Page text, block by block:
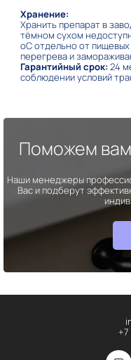
Хранение:
Хранить препарат в
тёмном сухом
оС отдельно от
перегрева и
Гарантийный срок: 24
соблюдении условий
Поможем
Наши менеджеры
Вас и подберут
+7